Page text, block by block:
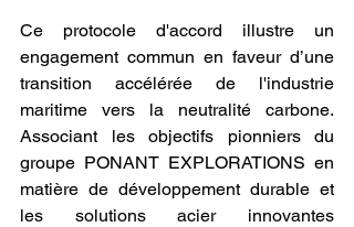
Ce protocole d'accord illustre un
engagement commun en faveur d’une
transition accélérée de l'industrie
maritime vers la neutralité carbone.
Associant les objectifs pionniers du
groupe PONANT EXPLORATIONS en
matière de développement durable et
les solutions acier innovantes